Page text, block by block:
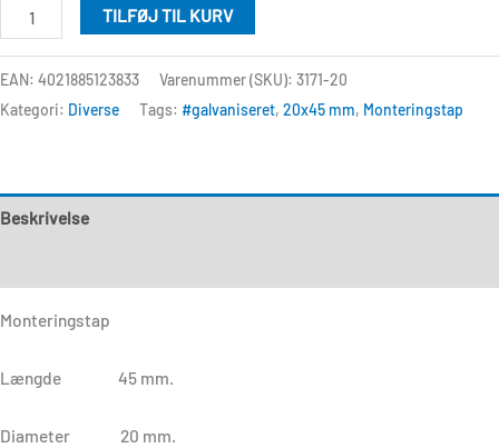
TILFØJ TIL KURV
EAN: 4021885123833 Varenummer (SKU): 3171-20
Kategori: Diverse Tags: #galvaniseret, 20x45 mm, Monteringstap
Beskrivelse
Monteringstap
Længde 45 mm.
Diameter 20 mm.